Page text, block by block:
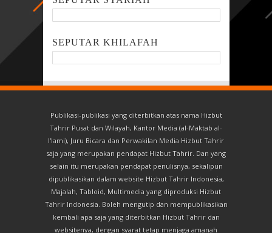
SEPUTAR KHILAFAH
Publikasi-publikasi yang diterbitkan atas nama Hizbut
Tahrir Pusat dan Wilayah, Kantor Media (al-Maktab al-
I'lami), Juru Bicara dan Perwakilan Media Hizbut Tahrir
saja yang merupakan pendapat Hizbut Tahrir. Dan yang
selain itu merupakan pendapat penulisnya, sekalipun
dipublikasikan dalam website Hizbut Tahrir Indonesia,
Majalah, Tabloid, Multimedia yang diproduksi Hizbut
Tahrir Indonesia. Boleh mengutip dan mempublikasikan
kembali apa saja yang diterbitkan Hizbut Tahrir dan
websitenya, dengan syarat tetap menjaga amanah